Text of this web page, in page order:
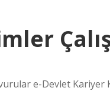
e-Devlet Kariyer